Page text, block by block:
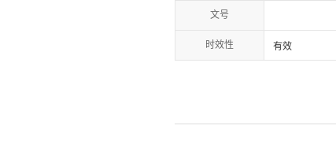
文号
时效性 有效